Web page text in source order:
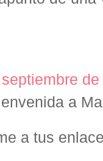
a
a tus